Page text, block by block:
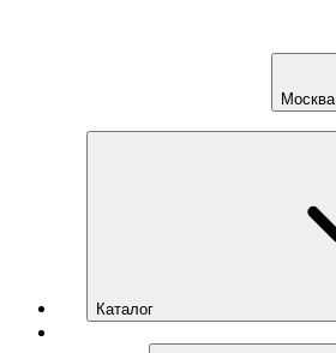
Москва
Каталог